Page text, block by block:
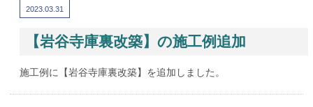
2023.03.31
【岩谷寺庫裏改築】の施工例追加
施工例に【岩谷寺庫裏改築】を追加しました。